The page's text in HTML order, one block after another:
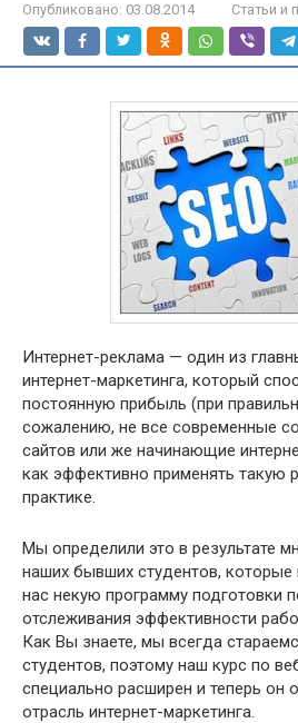
Опубликовано: 03.08.2014 Статьи и
Интернет-реклама — один из
интернет-маркетинга, который
постоянную прибыль (при
сожалению, не все современные
сайтов или же начинающие
как эффективно применять такую
практике.
Мы определили это в результате
наших бывших студентов, которые
нас некую программу подготовки
отслеживания эффективности
Как Вы знаете, мы всегда
студентов, поэтому наш курс по
специально расширен и теперь он
отрасль интернет-маркетинга.